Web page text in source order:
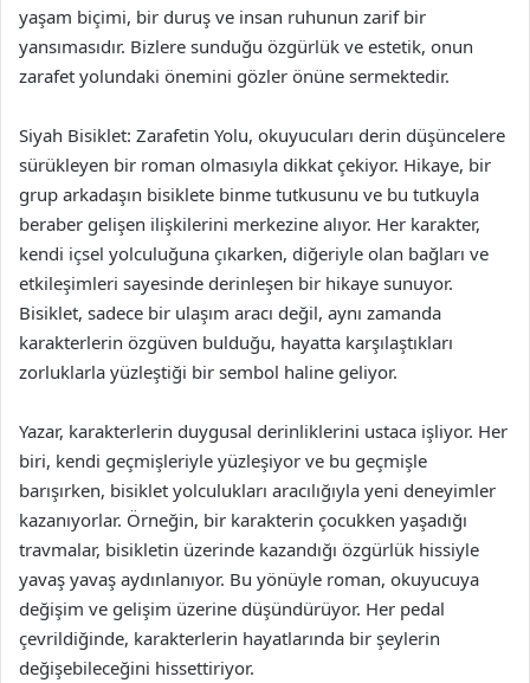
yaşam biçimi, bir duruş ve insan ruhunun zarif bir
yansımasıdır. Bizlere sunduğu özgürlük ve estetik, onun
zarafet yolundaki önemini gözler önüne sermektedir.
Siyah Bisiklet: Zarafetin Yolu, okuyucuları derin düşüncelere
sürükleyen bir roman olmasıyla dikkat çekiyor. Hikaye, bir
grup arkadaşın bisiklete binme tutkusunu ve bu tutkuyla
beraber gelişen ilişkilerini merkezine alıyor. Her karakter,
kendi içsel yolculuğuna çıkarken, diğeriyle olan bağları ve
etkileşimleri sayesinde derinleşen bir hikaye sunuyor.
Bisiklet, sadece bir ulaşım aracı değil, aynı zamanda
karakterlerin özgüven bulduğu, hayatta karşılaştıkları
zorluklarla yüzleştiği bir sembol haline geliyor.
Yazar, karakterlerin duygusal derinliklerini ustaca işliyor. Her
biri, kendi geçmişleriyle yüzleşiyor ve bu geçmişle
barışırken, bisiklet yolculukları aracılığıyla yeni deneyimler
kazanıyorlar. Örneğin, bir karakterin çocukken yaşadığı
travmalar, bisikletin üzerinde kazandığı özgürlük hissiyle
yavaş yavaş aydınlanıyor. Bu yönüyle roman, okuyucuya
değişim ve gelişim üzerine düşündürüyor. Her pedal
çevrildiğinde, karakterlerin hayatlarında bir şeylerin
değişebileceğini hissettiriyor.